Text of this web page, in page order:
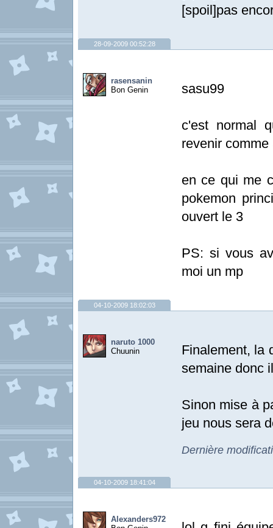
[spoil]pas
28-09-2009 00:52:28
rasensanin
Bon Genin
sasu99
c'est normal
revenir comme
en ce qui me
pokemon
ouvert le 3
PS: si vous
moi un mp
04-10-2009 18:02:03
naruto 1000
Chuunin
Finalement, la
semaine donc
Sinon mise à
jeu nous sera
Dernière
04-10-2009 18:41:04
Alexanders972